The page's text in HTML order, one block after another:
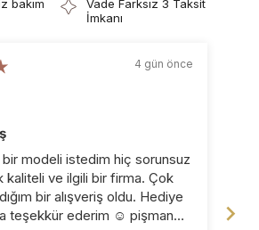
bakım
Vade Farksız 3 Taksit
İmkanı
4 gün önce
modeli istedim hiç sorunsuz
kaliteli ve ilgili bir firma. Çok
bir alışveriş oldu. Hediye
teşekkür ederim ☺️ pişman